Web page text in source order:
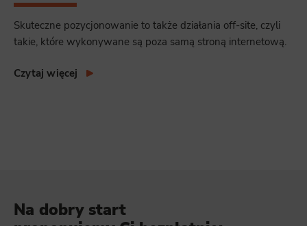
Skuteczne pozycjonowanie to także działania off-site, czyli
takie, które wykonywane są poza samą stroną internetową.
Czytaj więcej
Na dobry start